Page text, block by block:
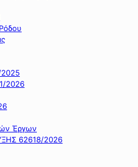
2026
Έργων
62618/2026